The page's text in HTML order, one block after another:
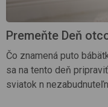
Premeňte Deň
Čo znamená puto
sa na tento deň
sviatok n